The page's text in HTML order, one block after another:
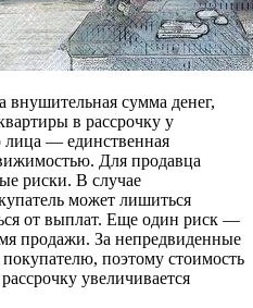
сумма денег,
в рассрочку у
лица — единственная
Для продавца
риски. В случае
может лишиться
от выплат. Еще один риск —
продажи. За непредвиденные
поэтому стоимость
увеличивается